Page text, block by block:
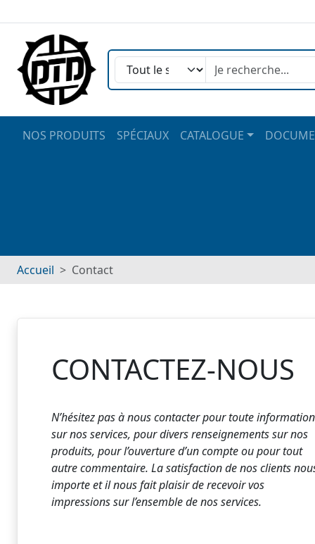
NOS PRODUITS SPÉCIAUX CATALOGUE
Accueil Contact
CONTACTEZ-NOUS
N’hésitez pas à nous contacter pour toute information
sur nos services, pour divers renseignements sur nos
produits, pour l’ouverture d’un compte ou pour tout
autre commentaire. La satisfaction de nos clients
importe et il nous fait plaisir de recevoir vos
impressions sur l’ensemble de nos services.